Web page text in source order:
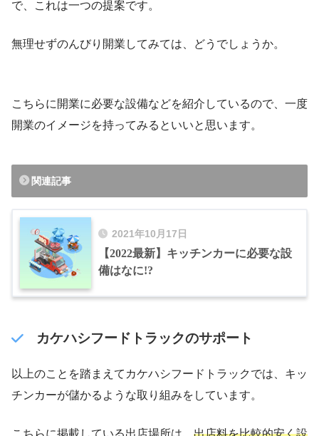
で、これは一つの提案です。
無理せずのんびり開業してみては、どうでしょうか。
こちらに開業に必要な設備などを紹介しているので、一度
開業のイメージを持ってみるといいと思います。
関連記事
2021年10月17日
【2022最新】キッチンカーに必要な設
備はなに!?
カケハシフードトラックのサポート
以上のことを踏まえてカケハシフードトラックでは、キッ
チンカーが儲かるような取り組みをしています。
こちらに掲載している出店場所は、 出店料を比較的安く設